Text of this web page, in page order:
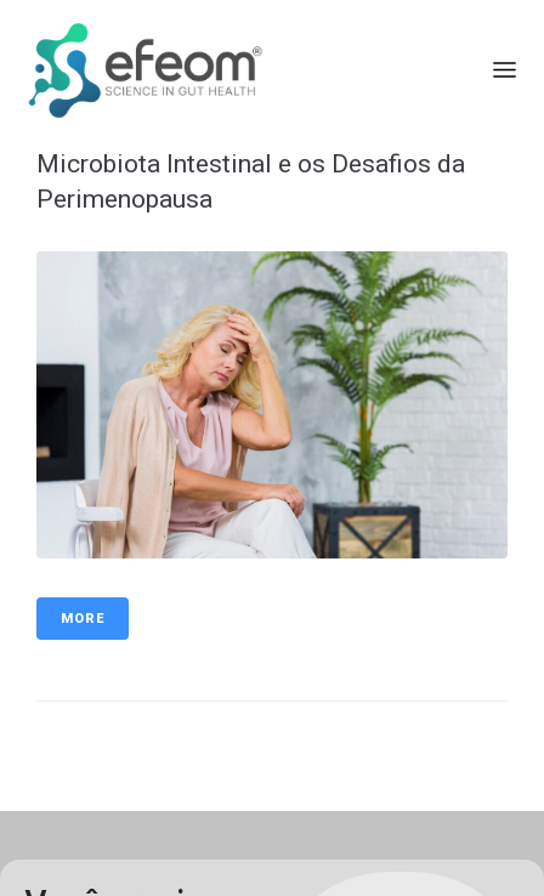
Microbiota Intestinal e os Desafios da
Perimenopausa
MORE